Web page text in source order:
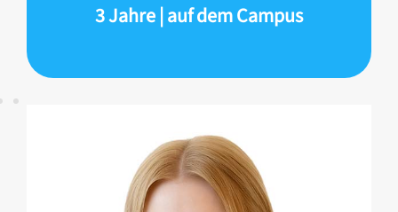
3 Jahre | auf dem Campus